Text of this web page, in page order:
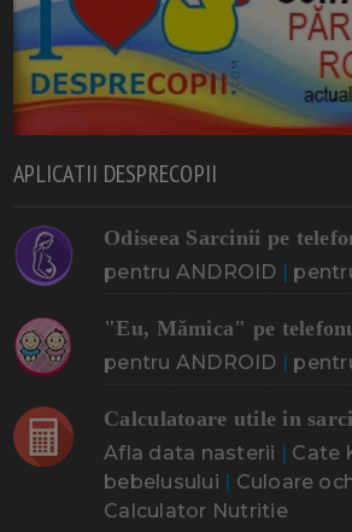
APLICATII DESPRECOPII
Odiseea Sarcinii pe
pentru ANDROID |
"Eu, Mămica" pe
pentru ANDROID |
Calculatoare utile in
Afla data nasterii | Cate
bebelusului | Culoare
Calculator Nutritie